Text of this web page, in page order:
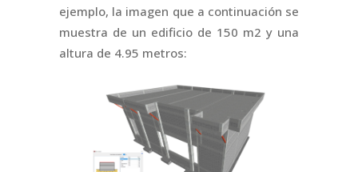
ejemplo, la imagen que a continuación se
muestra de un edificio de 150 m2 y una
altura de 4.95 metros: